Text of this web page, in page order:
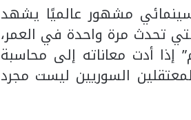
مشهور عالميًا يشهد
تحدث مرة واحدة في العمر،
إذا أدت معاناته إلى محاسبة
السوريين ليست مجرد